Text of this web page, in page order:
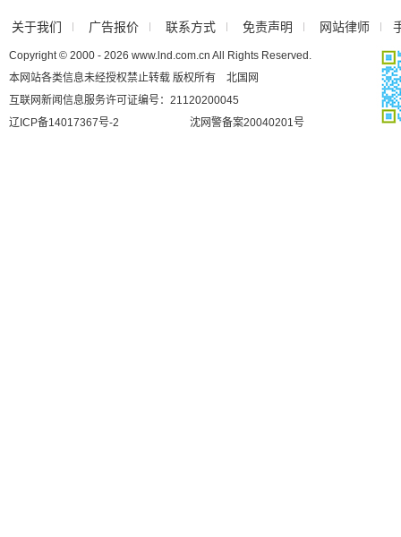
关于我们 广告报价 联系方式 免责声明 网站律师
Copyright © 2000 - 2026 www.lnd.com.cn All Rights Reserved.
本网站各类信息未经授权禁止转载 版权所有 北国网
互联网新闻信息服务许可证编号：21120200045
辽ICP备14017367号-2
沈网警备案20040201号